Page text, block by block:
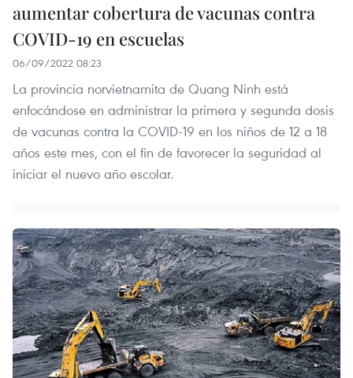
aumentar cobertura de vacunas contra
COVID-19 en escuelas
06/09/2022 08:23
La provincia norvietnamita de Quang Ninh está
enfocándose en administrar la primera y segunda dosis
de vacunas contra la COVID-19 en los niños de 12 a 18
años este mes, con el fin de favorecer la seguridad al
iniciar el nuevo año escolar.